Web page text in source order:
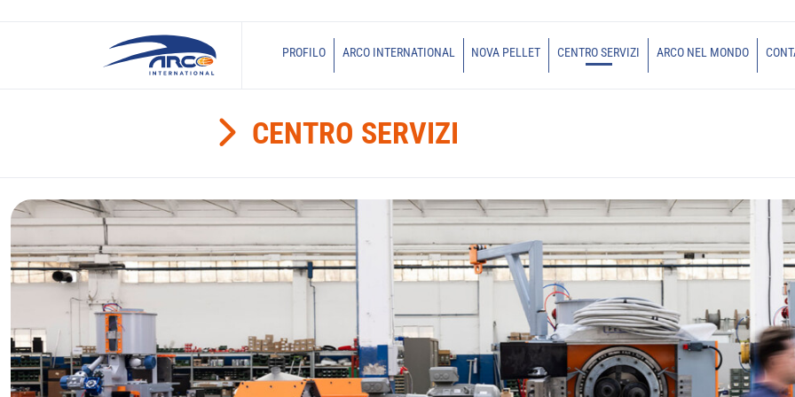
PROFILO ARCO INTERNATIONAL NOVA PELLET CENTRO SERVIZI ARCO NEL MONDO
CENTRO SERVIZI